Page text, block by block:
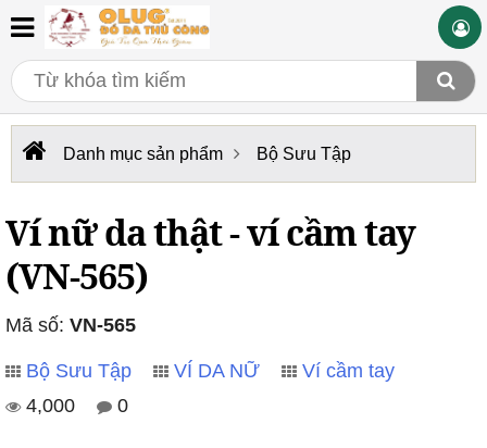
Danh mục sản phẩm Bộ Sưu Tập
Ví nữ da thật - ví cầm tay
(VN-565)
Mã số: VN-565
Bộ Sưu Tập VÍ DA NỮ
Ví cầm tay
4,000
0